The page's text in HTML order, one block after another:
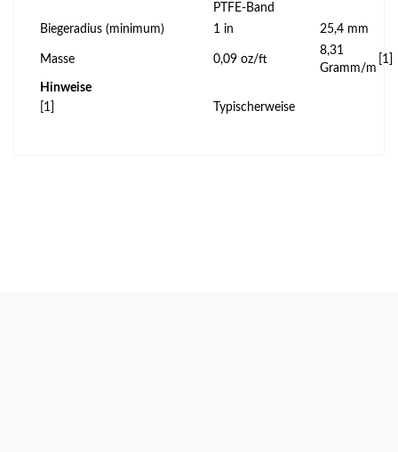
PTFE-Band
Biegeradius (minimum)
1 in 25,4 mm
Masse 0,09 oz/ft
8,31
Gramm/m
[1]
Hinweise
[1]
Typischerweise